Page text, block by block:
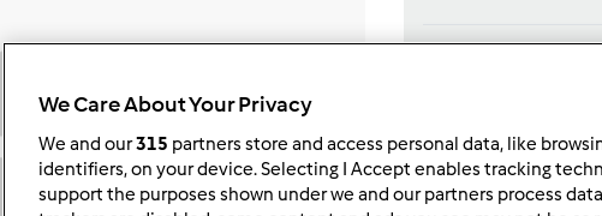
porzione/porzioni
We Care About Your Privacy
We and our315 partners store and access personal data, like
identifiers, on your device. Selecting I Accept enables tracking
support the purposes shown under we and our partners process